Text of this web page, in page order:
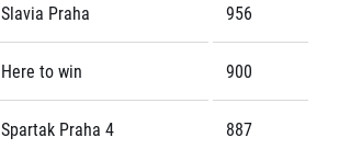
Slavia Praha 956
Here to win 900
Spartak Praha 4 887